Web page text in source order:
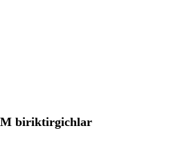
biriktirgichlar